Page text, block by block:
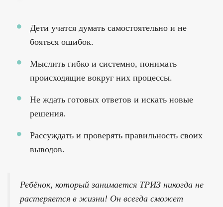
Дети учатся думать самостоятельно и не
бояться ошибок.
Мыслить гибко и системно, понимать
происходящие вокруг них процессы.
Не ждать готовых ответов и искать новые
решения.
Рассуждать и проверять правильность своих
выводов.
Ребёнок, который занимается ТРИЗ никогда не
растеряется в жизни! Он всегда сможет